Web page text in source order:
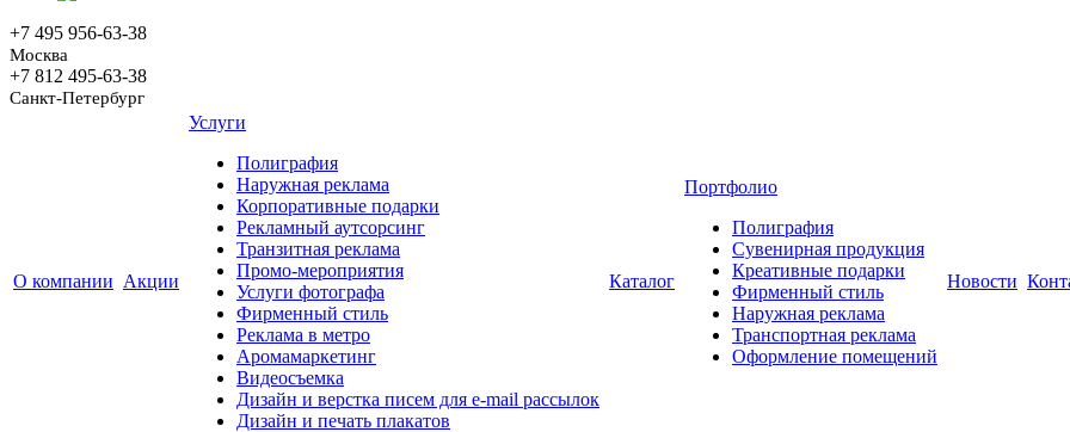
+7 495 956-63-38
Москва
+7 812 495-63-38
Санкт-Петербург
О компании Акции
Услуги
Полиграфия
Наружная реклама
Корпоративные подарки
Рекламный аутсорсинг
Транзитная реклама
Промо-мероприятия
Услуги фотографа
Фирменный стиль
Реклама в метро
Аромамаркетинг
Видеосъемка
Дизайн и верстка писем для e-mail рассылок
Дизайн и печать плакатов
Каталог
Портфолио
Полиграфия
Сувенирная продукция
Креативные подарки
Фирменный стиль
Наружная реклама
Транспортная реклама
Оформление помещений
Новости